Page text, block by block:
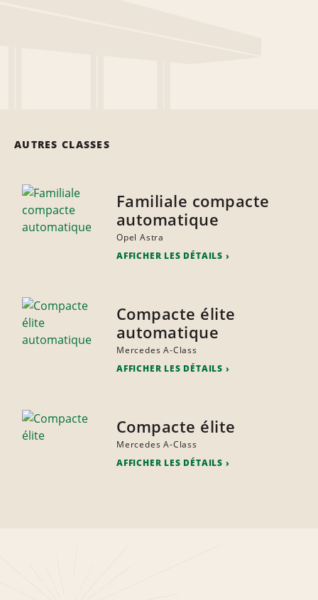
AUTRES CLASSES
Familiale compacte
automatique
Opel Astra
AFFICHER LES DÉTAILS
Compacte élite
automatique
Mercedes A-Class
AFFICHER LES DÉTAILS
Compacte élite
Mercedes A-Class
AFFICHER LES DÉTAILS